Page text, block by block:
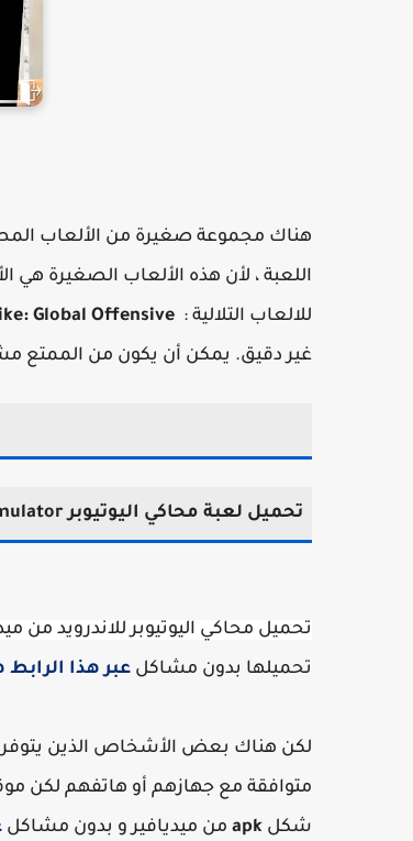
هناك مجموعة صغيرة من الألعاب
اللعبة ، لأن هذه الألعاب الصغيرة
للالعاب التلالية : Global Offensive
غير دقيق. يمكن أن يكون من الممتع
تحميل لعبة محاكي اليوتيوبر Streamer life simulator للجوال
تحميل محاكي اليوتيوبر للاندرويد من
تحميلها بدون مشاكل عبر هذا الرابط
لكن هناك بعض الأشخاص الذين
متوافقة مع جهازهم أو هاتفهم لكن
شكل apk من ميديافير و بدون مشاكل